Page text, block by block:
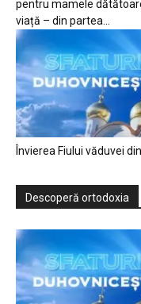
pentru mamele
viață – din partea...
Învierea Fiului văduvei
Descoperă ortodoxia